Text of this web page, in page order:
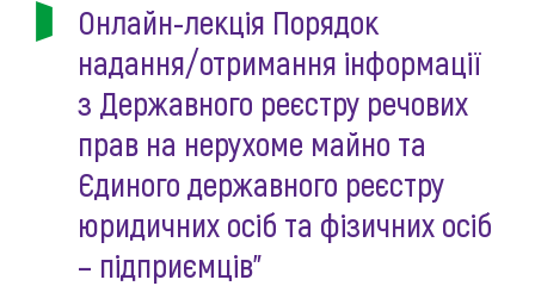
Онлайн-лекція Порядок
надання/отримання інформації
з Державного реєстру речових
прав на нерухоме майно та
Єдиного державного реєстру
юридичних осіб та фізичних осіб
– підприємців”